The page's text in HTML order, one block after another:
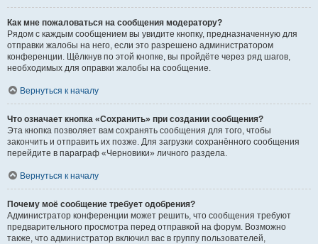
Как мне пожаловаться на сообщения модератору?
Рядом с каждым сообщением вы увидите кнопку, предназначенную для
отправки жалобы на него, если это разрешено администратором
конференции. Щёлкнув по этой кнопке, вы пройдёте через ряд шагов,
необходимых для оправки жалобы на сообщение.
Вернуться к началу
Что означает кнопка «Сохранить» при создании сообщения?
Эта кнопка позволяет вам сохранять сообщения для того, чтобы
закончить и отправить их позже. Для загрузки сохранённого сообщения
перейдите в параграф «Черновики» личного раздела.
Вернуться к началу
Почему моё сообщение требует одобрения?
Администратор конференции может решить, что сообщения требуют
предварительного просмотра перед отправкой на форум. Возможно
также, что администратор включил вас в группу пользователей,